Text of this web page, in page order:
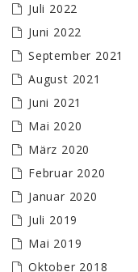
Juli 2022
Juni 2022
September 2021
August 2021
Juni 2021
Mai 2020
März 2020
Februar 2020
Januar 2020
Juli 2019
Mai 2019
Oktober 2018